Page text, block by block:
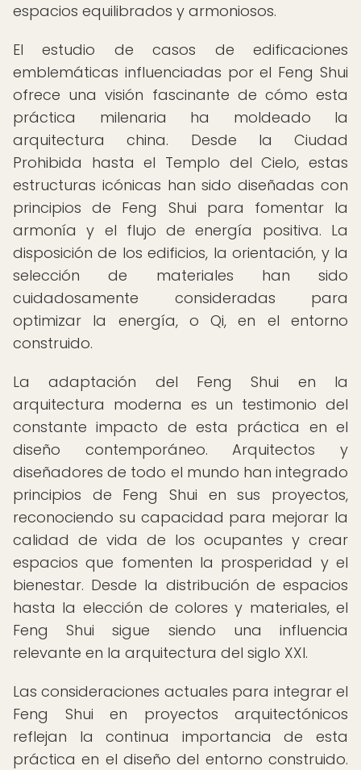
espacios equilibrados y armoniosos.
El estudio de casos de edificaciones
emblemáticas influenciadas por el Feng Shui
ofrece una visión fascinante de cómo esta
práctica milenaria ha moldeado la
arquitectura china. Desde la Ciudad
Prohibida hasta el Templo del Cielo, estas
estructuras icónicas han sido diseñadas con
principios de Feng Shui para fomentar la
armonía y el flujo de energía positiva. La
disposición de los edificios, la orientación, y la
selección de materiales han sido
cuidadosamente consideradas para
optimizar la energía, o Qi, en el entorno
construido.
La adaptación del Feng Shui en la
arquitectura moderna es un testimonio del
constante impacto de esta práctica en el
diseño contemporáneo. Arquitectos y
diseñadores de todo el mundo han integrado
principios de Feng Shui en sus proyectos,
reconociendo su capacidad para mejorar la
calidad de vida de los ocupantes y crear
espacios que fomenten la prosperidad y el
bienestar. Desde la distribución de espacios
hasta la elección de colores y materiales, el
Feng Shui sigue siendo una influencia
relevante en la arquitectura del siglo XXI.
Las consideraciones actuales para integrar el
Feng Shui en proyectos arquitectónicos
reflejan la continua importancia de esta
práctica en el diseño del entorno construido.